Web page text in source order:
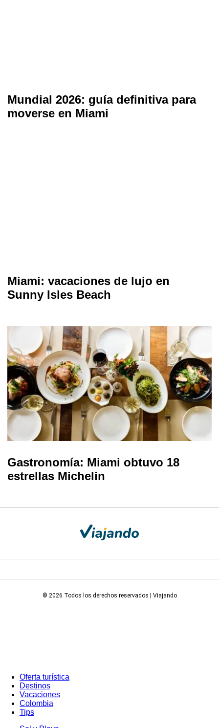
Mundial 2026: guía definitiva para
moverse en Miami
Miami: vacaciones de lujo en
Sunny Isles Beach
Gastronomía: Miami obtuvo 18
estrellas Michelin
© 2026 Todos los derechos reservados | Viajando
Oferta turística
Destinos
Vacaciones
Colombia
Tips